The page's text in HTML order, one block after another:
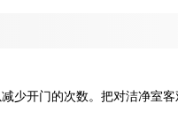
开门的次数。把对洁净室客